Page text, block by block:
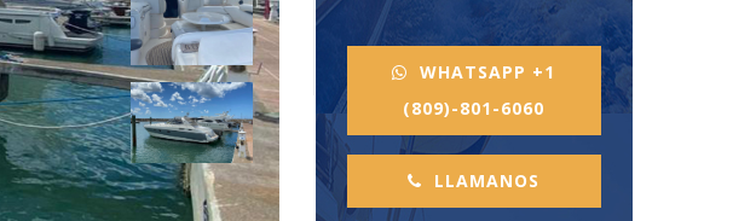
WHATSAPP +1
(809)-801-6060
LLAMANOS